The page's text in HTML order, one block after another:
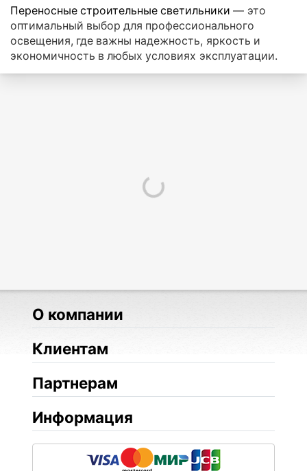
Переносные строительные светильники — это
оптимальный выбор для профессионального
освещения, где важны надежность, яркость и
экономичность в любых условиях эксплуатации.
О компании
Клиентам
Партнерам
Информация